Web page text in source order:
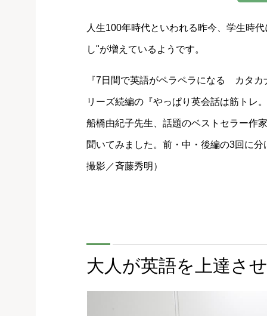
人生100年時代といわれる昨今、学生時
し"が増えているようです。
『7日間で英語がペラペラになる カタ
リーズ続編の『やっぱり英会話は筋トレ
船橋由紀子先生、話題のベストセラー作
聞いてみました。前・中・後編の3回に
撮影／斉藤秀明）
大人が英語を上達さ